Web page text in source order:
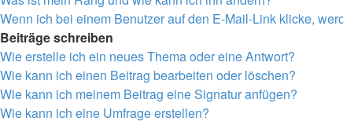
Wenn ich bei einem Benutzer auf den E-Mail-Link klicke,
Beiträge schreiben
Wie erstelle ich ein neues Thema oder eine Antwort?
Wie kann ich einen Beitrag bearbeiten oder löschen?
Wie kann ich meinem Beitrag eine Signatur anfügen?
Wie kann ich eine Umfrage erstellen?